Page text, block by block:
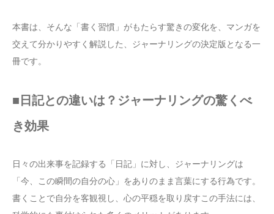
本書は、そんな「書く習慣」がもたらす驚きの変化を、マンガを
交えて分かりやすく解説した、ジャーナリングの決定版となる一
冊です。
■日記との違いは？ジャーナリングの驚くべ
き効果
日々の出来事を記録する「日記」に対し、ジャーナリングは
「今、この瞬間の自分の心」をありのまま言葉にする行為です。
書くことで自分を客観視し、心の平穏を取り戻すこの手法には、